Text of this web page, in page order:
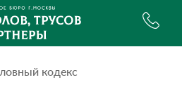
кодекс